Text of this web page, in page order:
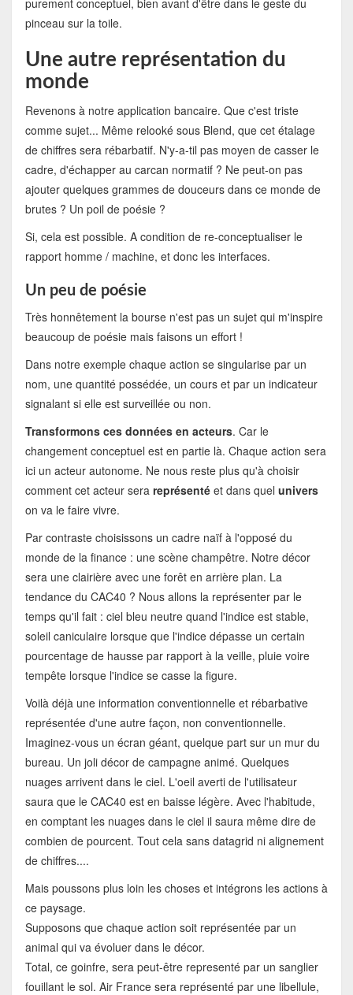
pinceau sur la toile.
Une autre représentation du
monde
Revenons à notre application bancaire. Que c'est triste
comme sujet... Même relooké sous Blend, que cet étalage
de chiffres sera rébarbatif. N'y-a-til pas moyen de casser le
cadre, d'échapper au carcan normatif ? Ne peut-on pas
ajouter quelques grammes de douceurs dans ce monde de
brutes ? Un poil de poésie ?
Si, cela est possible. A condition de re-conceptualiser le
rapport homme / machine, et donc les interfaces.
Un peu de poésie
Très honnêtement la bourse n'est pas un sujet qui m'inspire
beaucoup de poésie mais faisons un effort !
Dans notre exemple chaque action se singularise par un
nom, une quantité possédée, un cours et par un indicateur
signalant si elle est surveillée ou non.
Transformons ces données en acteurs. Car le
changement conceptuel est en partie là. Chaque action sera
ici un acteur autonome. Ne nous reste plus qu'à choisir
comment cet acteur sera représentéet dans quel univers
on va le faire vivre.
Par contraste choisissons un cadre naïf à l'opposé du
monde de la finance : une scène champêtre. Notre décor
sera une clairière avec une forêt en arrière plan. La
tendance du CAC40 ? Nous allons la représenter par le
temps qu'il fait : ciel bleu neutre quand l'indice est stable,
soleil caniculaire lorsque que l'indice dépasse un certain
pourcentage de hausse par rapport à la veille, pluie voire
tempête lorsque l'indice se casse la figure.
Voilà déjà une information conventionnelle et rébarbative
représentée d'une autre façon, non conventionnelle.
Imaginez-vous un écran géant, quelque part sur un mur du
bureau. Un joli décor de campagne animé. Quelques
nuages arrivent dans le ciel. L'oeil averti de l'utilisateur
saura que le CAC40 est en baisse légère. Avec l'habitude,
en comptant les nuages dans le ciel il saura même dire de
combien de pourcent. Tout cela sans datagrid ni alignement
de chiffres....
Mais poussons plus loin les choses et intégrons les actions à
ce paysage.
Supposons que chaque action soit représentée par un
animal qui va évoluer dans le décor.
Total, ce goinfre, sera peut-être representé par un sanglier
fouillant le sol. Air France sera représenté par une libellule,